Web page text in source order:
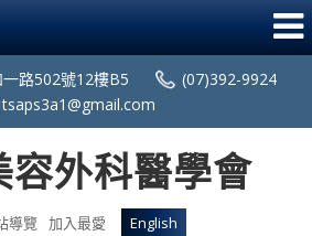
路502號12樓B5
(07)392-9924
tsaps3a1@gmail.com
導覽 加入最愛 English